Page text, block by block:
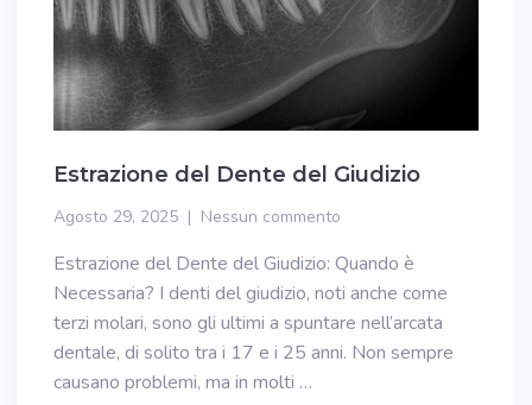
Estrazione del Dente del Giudizio
Agosto 29, 2025 Nessun commento
Estrazione del Dente del Giudizio: Quando è
Necessaria? I denti del giudizio, noti anche come
terzi molari, sono gli ultimi a spuntare nell’arcata
dentale, di solito tra i 17 e i 25 anni. Non sempre
causano problemi, ma in molti …